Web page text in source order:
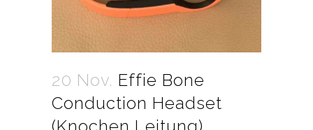
20 Nov. Effie Bone
Conduction Headset